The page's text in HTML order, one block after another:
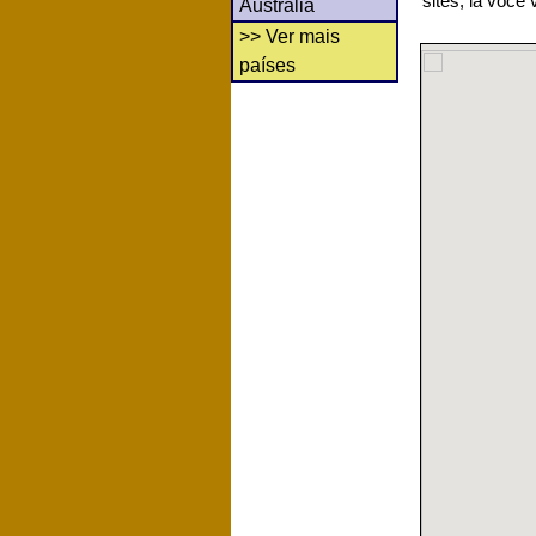
Austrália
>> Ver mais
países